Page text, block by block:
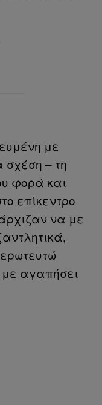
με
σχέση – τη
φορά και
επίκεντρο
να με
αγαπήσει